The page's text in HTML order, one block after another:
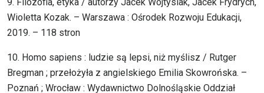
Wioletta Kozak. – Warszawa : Ośrodek Rozwoju Edukacji,
2019. – 118 stron
10. Homo sapiens : ludzie są lepsi, niż myślisz / Rutger
Bregman ; przełożyła z angielskiego Emilia Skowrońska. –
Poznań ; Wrocław : Wydawnictwo Dolnośląskie Oddział